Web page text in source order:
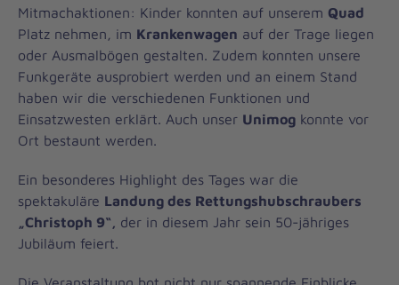
Mitmachaktionen: Kinder konnten auf unserem Quad
Platz nehmen, im Krankenwagen auf der Trage liegen
oder Ausmalbögen gestalten. Zudem konnten unsere
Funkgeräte ausprobiert werden und an einem Stand
haben wir die verschiedenen Funktionen und
Einsatzwesten erklärt. Auch unser Unimog konnte vor
Ort bestaunt werden.
Ein besonderes Highlight des Tages war die
spektakuläre Landung des Rettungshubschraubers
„Christoph 9“, der in diesem Jahr sein 50-jähriges
Jubiläum feiert.